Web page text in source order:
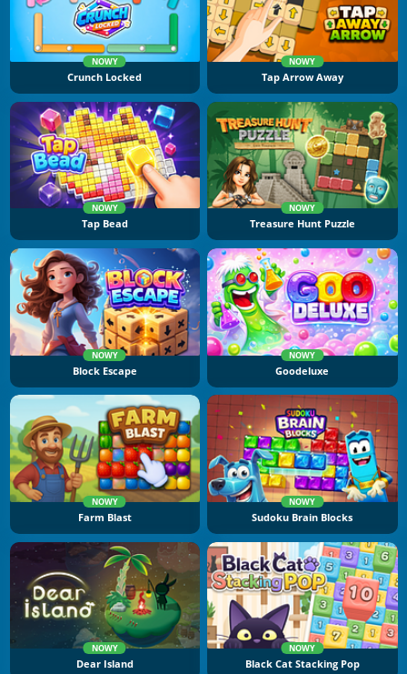
NOWY
Crunch Locked
NOWY
Tap Arrow Away
NOWY
Tap Bead
NOWY
Treasure Hunt Puzzle
NOWY
Block Escape
NOWY
Goodeluxe
NOWY
Farm Blast
NOWY
Sudoku Brain Blocks
NOWY
Dear Island
NOWY
Black Cat Stacking Pop